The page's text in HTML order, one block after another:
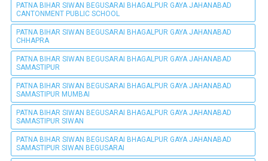
PATNA BIHAR SIWAN BEGUSARAI BHAGALPUR GAYA JAHANABAD
CANTONMENT PUBLIC SCHOOL
PATNA BIHAR SIWAN BEGUSARAI BHAGALPUR GAYA JAHANABAD
CHHAPRA
PATNA BIHAR SIWAN BEGUSARAI BHAGALPUR GAYA JAHANABAD
SAMASTIPUR
PATNA BIHAR SIWAN BEGUSARAI BHAGALPUR GAYA JAHANABAD
SAMASTIPUR MUMBAI
PATNA BIHAR SIWAN BEGUSARAI BHAGALPUR GAYA JAHANABAD
SAMASTIPUR SIWAN
PATNA BIHAR SIWAN BEGUSARAI BHAGALPUR GAYA JAHANABAD
SAMASTIPUR SIWAN BEGUSARAI